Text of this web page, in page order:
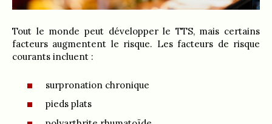
Tout le monde peut développer le TTS, mais certains
facteurs augmentent le risque. Les facteurs de risque
courants incluent :
surpronation chronique
pieds plats